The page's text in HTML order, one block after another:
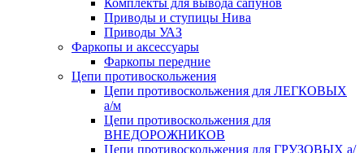
Комплекты для вывода сапунов
Приводы и ступицы Нива
Приводы УАЗ
Фаркопы и аксессуары
Фаркопы передние
Цепи противоскольжения
Цепи противоскольжения для ЛЕГКОВЫХ
а/м
Цепи противоскольжения для
ВНЕДОРОЖНИКОВ
Цепи противоскольжения для ГРУЗОВЫХ а/